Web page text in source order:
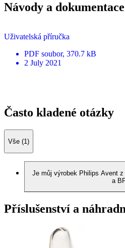
Návody a dokumentace
Uživatelská příručka
PDF soubor, 370.7 kB
2 July 2021
Často kladené otázky
Vše (1)
Je můj výrobek Philips Avent
a
Příslušenství a